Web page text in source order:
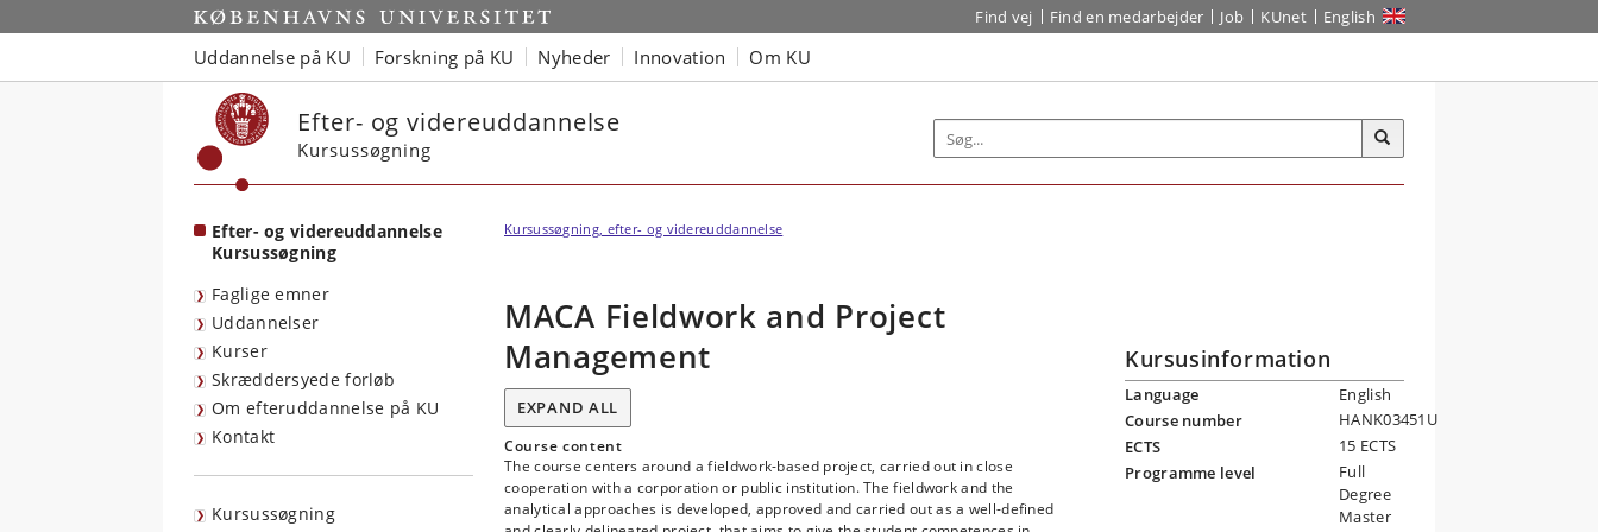
Start Find vej Find en medarbejder Job KUnet English
Uddannelse på KU Forskning på KU Nyheder Innovation Om KU
Efter- og videreuddannelse
Kursussøgning
Efter- og videreuddannelse
Kursussøgning
Faglige emner
Uddannelser
Kurser
Skræddersyede forløb
Om efteruddannelse på KU
Kontakt
Kursussøgning
Kursussøgning, efter- og videreuddannelse
MACA Fieldwork and Project
Management
EXPAND ALL
Course content
The course centers around a fieldwork-based project, carried out in close
cooperation with a corporation or public institution. The fieldwork and the
analytical approaches is developed, approved and carried out as a well-defined
Kursusinformation
Language
English
Course number
HANK03451U
ECTS
15 ECTS
Programme level
Full
Degree
Master